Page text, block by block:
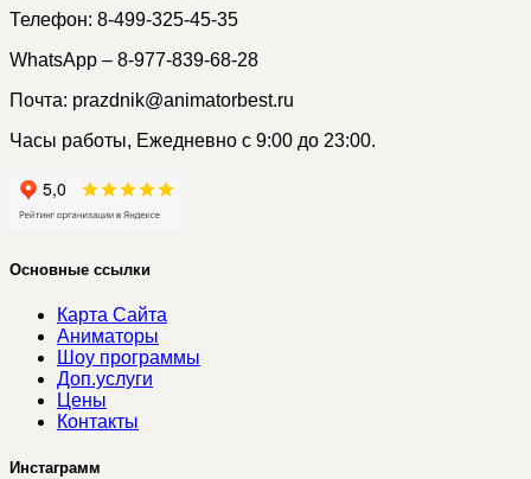
Телефон: 8-499-325-45-35
WhatsApp – 8-977-839-68-28
Почта: prazdnik@animatorbest.ru
Часы работы, Ежедневно с 9:00 до 23:00.
Основные ссылки
Карта Сайта
Аниматоры
Шоу программы
Доп.услуги
Цены
Контакты
Инстаграмм